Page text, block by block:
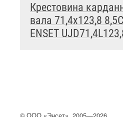
Крестовина
вала 71,4x123,8
ENSET